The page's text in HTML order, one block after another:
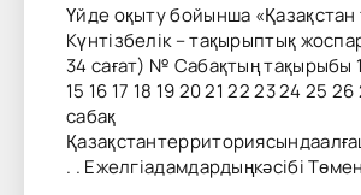
Үйде оқыту бойынша
Күнтізбелік – тақырыптық
34 сағат) № Сабақтың тақырыбы 1
15 16 17 18 19 20 21 22 23 24 25
сабақ
. . Ежелгіадамдардыңкәсібі